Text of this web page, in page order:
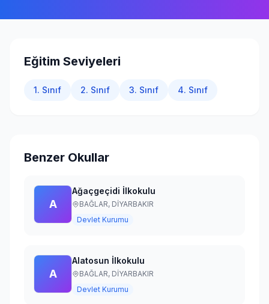
Eğitim Seviyeleri
1. Sınıf 2. Sınıf 3. Sınıf 4. Sınıf
Benzer Okullar
A
Ağaçgeçidi İlkokulu
BAĞLAR, DİYARBAKIR
Devlet Kurumu
A
Alatosun İlkokulu
BAĞLAR, DİYARBAKIR
Devlet Kurumu